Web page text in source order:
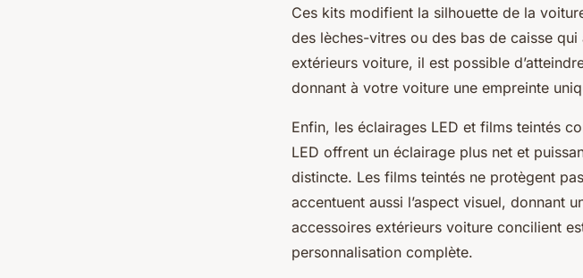
Ces kits modifient la silhouette de la
des lèches-vitres ou des bas de caisse
extérieurs voiture, il est possible
donnant à votre voiture une empreinte
Enfin, les éclairages LED et films teintés
LED offrent un éclairage plus net et
distincte. Les films teintés ne protègent
accentuent aussi l’aspect visuel, donnant
accessoires extérieurs voiture concilient
personnalisation complète.